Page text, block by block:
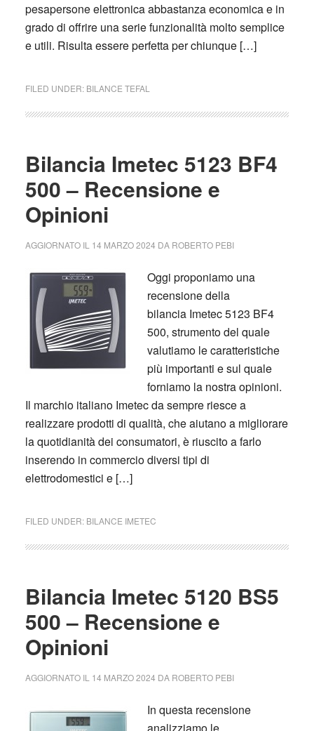
pesapersone elettronica abbastanza economica e in
grado di offrire una serie funzionalità molto semplice
e utili. Risulta essere perfetta per chiunque […]
FILED UNDER: BILANCE TEFAL
Bilancia Imetec 5123 BF4
500 – Recensione e
Opinioni
AGGIORNATO IL 14 MARZO 2024 DA ROBERTO PEBI
Oggi proponiamo una
recensione della
bilancia Imetec 5123 BF4
500, strumento del quale
valutiamo le caratteristiche
più importanti e sul quale
forniamo la nostra opinioni.
Il marchio italiano Imetec da sempre riesce a
realizzare prodotti di qualità, che aiutano a migliorare
la quotidianità dei consumatori, è riuscito a farlo
inserendo in commercio diversi tipi di
elettrodomestici e […]
FILED UNDER: BILANCE IMETEC
Bilancia Imetec 5120 BS5
500 – Recensione e
Opinioni
AGGIORNATO IL 14 MARZO 2024 DA ROBERTO PEBI
In questa recensione